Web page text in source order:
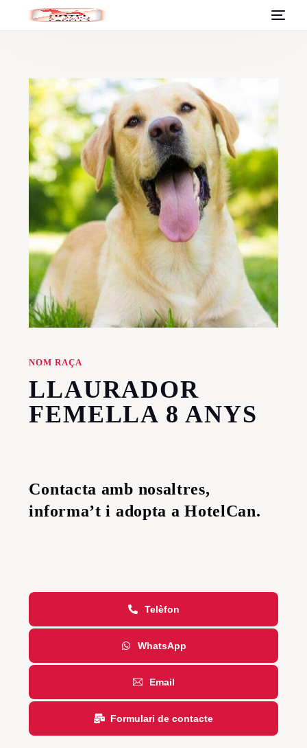
NOM RAÇA
LLAURADOR
FEMELLA 8 ANYS
Contacta amb nosaltres,
informa’t i adopta a HotelCan.
Telèfon
WhatsApp
Email
Formulari de contacte